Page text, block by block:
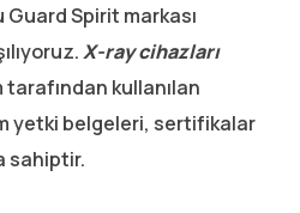
Spirit markası
X-ray cihazları
kullanılan
yetki belgeleri, sertifikalar
sahiptir.